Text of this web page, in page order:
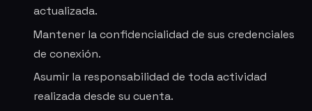
actualizada.
Mantener la confidencialidad de sus credenciales
de conexión.
Asumir la responsabilidad de toda actividad
realizada desde su cuenta.